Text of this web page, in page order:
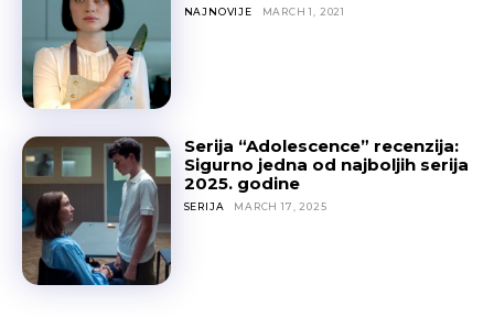
NAJNOVIJE MARCH 1, 2021
Serija “Adolescence” recenzija:
Sigurno jedna od najboljih serija
2025. godine
SERIJA MARCH 17, 2025